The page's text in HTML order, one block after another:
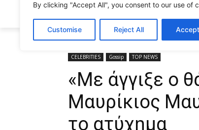
By clicking "Accept All", you consent to our use of
Customise Reject All
Home CELEBRITIES «Με άγγιξε ο
CELEBRITIES Gossip TOP NEWS
«Με άγγιξε ο
Μαυρίκιος
το ατύχημα